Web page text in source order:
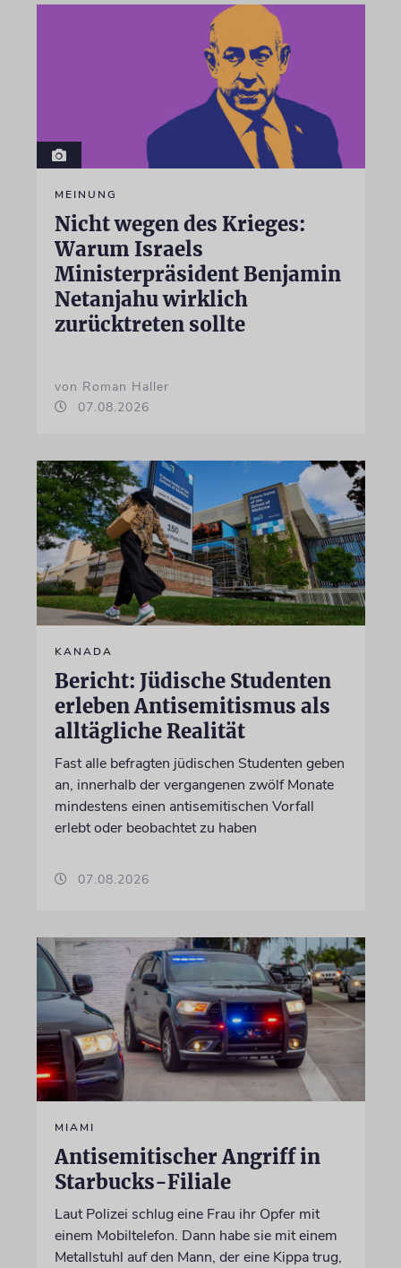
MEINUNG
Nicht wegen des Krieges:
Warum Israels
Ministerpräsident Benjamin
Netanjahu wirklich
zurücktreten sollte
von Roman Haller
07.08.2026
KANADA
Bericht: Jüdische Studenten
erleben Antisemitismus als
alltägliche Realität
Fast alle befragten jüdischen Studenten geben
an, innerhalb der vergangenen zwölf Monate
mindestens einen antisemitischen Vorfall
erlebt oder beobachtet zu haben
07.08.2026
MIAMI
Antisemitischer Angriff in
Starbucks-Filiale
Laut Polizei schlug eine Frau ihr Opfer mit
einem Mobiltelefon. Dann habe sie mit einem
Metallstuhl auf den Mann, der eine Kippa trug,